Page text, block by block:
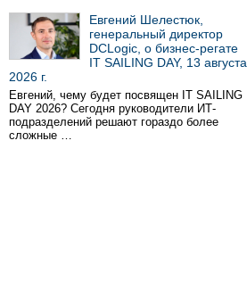
Евгений Шелестюк,
генеральный директор
DCLogic, о бизнес-регате
IT SAILING DAY, 13 августа
2026 г.
Евгений, чему будет посвящен IT SAILING
DAY 2026? Сегодня руководители ИТ-
подразделений решают гораздо более
сложные …